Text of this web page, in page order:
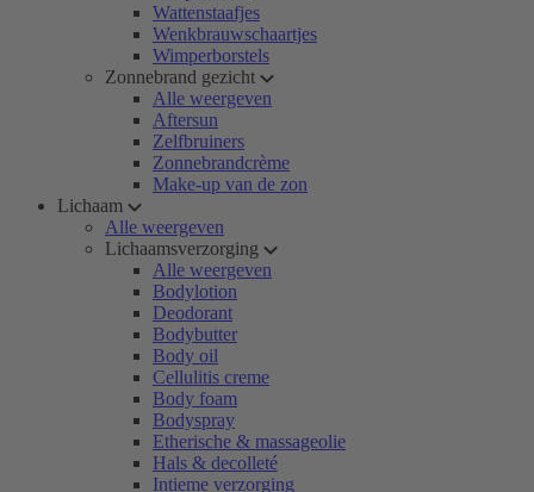
Wattenstaafjes
Wenkbrauwschaartjes
Wimperborstels
Zonnebrand gezicht
Alle weergeven
Aftersun
Zelfbruiners
Zonnebrandcrème
Make-up van de zon
Lichaam
Alle weergeven
Lichaamsverzorging
Alle weergeven
Bodylotion
Deodorant
Bodybutter
Body oil
Cellulitis creme
Body foam
Bodyspray
Etherische & massageolie
Hals & decolleté
Intieme verzorging